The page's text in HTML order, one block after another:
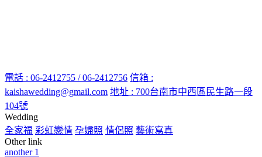
電話 : 06-2412755 / 06-2412756 信箱 :
kaishawedding@gmail.com 地址 : 700台南市中西區民生路一段
104號
Wedding
全家福 彩虹戀情 孕婦照 情侶照 藝術寫真
Other link
another 1